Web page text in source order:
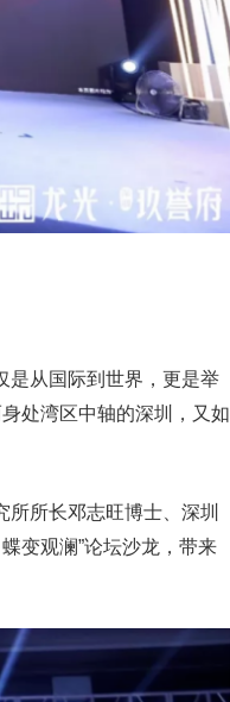
是从国际到世界，更是举
处湾区中轴的深圳，又如
所长邓志旺博士、深圳
变观澜”论坛沙龙，带来